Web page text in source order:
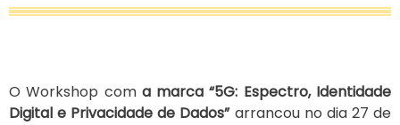
O Workshop com a marca “5G: Espectro, Identidade
Digital e Privacidade de Dados” arrancou no dia 27 de